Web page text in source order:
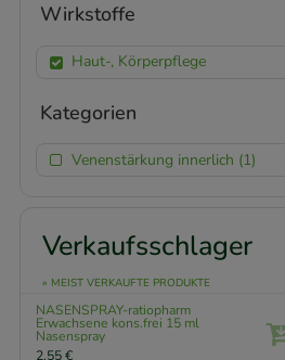
Wirkstoffe
Haut-, Körperpflege
Kategorien
Venenstärkung innerlich (1)
Verkaufsschlager
» MEIST VERKAUFTE PRODUKTE
NASENSPRAY-ratiopharm
Erwachsene kons.frei 15 ml
Nasenspray
2,55 €